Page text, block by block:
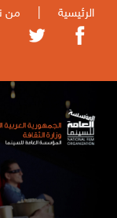
الرئيسية | من نحن